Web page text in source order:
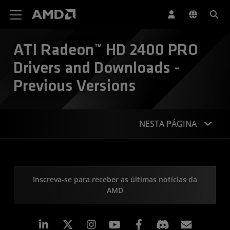
ATI Radeon™ HD 2400 PRO
Drivers and Downloads -
Previous Versions
NESTA PÁGINA
Inscreva-se para receber as últimas notícias da
AMD
Linkedin Instagram Facebook